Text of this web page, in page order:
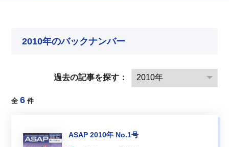
2010年のバックナンバー
過去の記事を探す：
全 6 件
ASAP 2010年 No.1号